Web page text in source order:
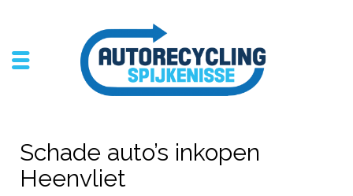
Schade auto’s inkopen
Heenvliet